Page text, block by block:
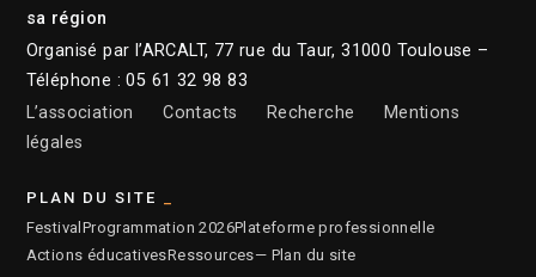
sa région
Organisé par l’ARCALT, 77 rue du Taur, 31000 Toulouse –
Téléphone : 05 61 32 98 83
L’association
Contacts Recherche
Mentions
légales
PLAN DU SITE
Festival Programmation 2026Plateforme professionnelle
Actions éducativesRessources— Plan du site